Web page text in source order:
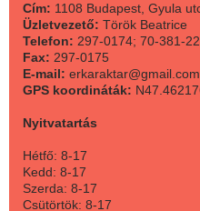
Cím: 1108 Budapest, Gyula
Üzletvezető: Török Beatrice
Telefon: 297-0174; 70-381-
Fax: 297-0175
E-mail: erkaraktar@gmail.com
GPS koordináták:
Nyitvatartás
Hétfő: 8-17
Kedd: 8-17
Szerda: 8-17
Csütörtök: 8-17